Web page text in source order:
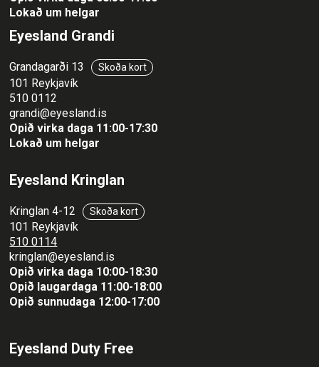
Augnmeðferðir
Augndropar/gervitár
Augnhvílur
Gleraugnaklútar og sprey
Linsuvökvi
Vítamín
Sjálfbærni
ISK
EUR
GBP
ISK
Lokað um helgar
Eyesland Grandi
Grandagarði 13 Skoða kort
101 Reykjavík
510 0112
grandi@eyesland.is
Opið virka daga 11:00-17:30
Lokað um helgar
Eyesland Kringlan
Kringlan 4-12 Skoða kort
101 Reykjavík
510 0114
kringlan@eyesland.is
Opið virka daga 10:00-18:30
Opið laugardaga 11:00-18:00
Opið sunnudaga 12:00-17:00
Eyesland Duty Free